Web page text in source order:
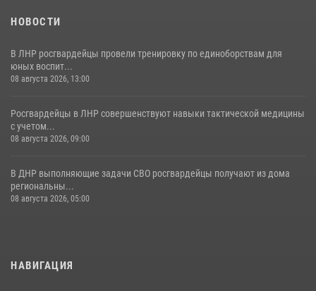
НОВОСТИ
В ЛНР росгвардейцы провели тренировку по единоборствам для
юных воспит...
08 августа 2026, 13:00
Росгвардейцы в ЛНР совершенствуют навыки тактической медицины
с учетом...
08 августа 2026, 09:00
В ДНР выполняющие задачи СВО росгвардейцы получают из дома
региональны...
08 августа 2026, 05:00
НАВИГАЦИЯ